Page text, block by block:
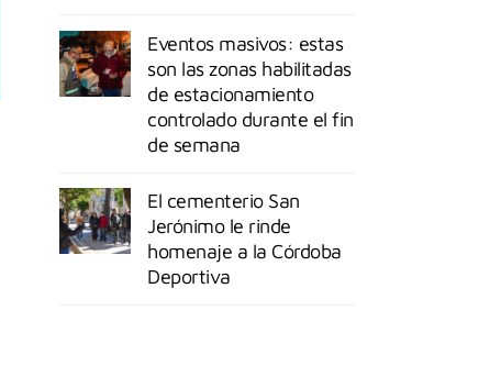
Eventos masivos: estas
son las zonas habilitadas
de estacionamiento
controlado durante el fin
de semana
El cementerio San
Jerónimo le rinde
homenaje a la Córdoba
Deportiva